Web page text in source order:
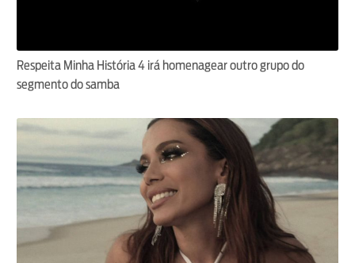
Respeita Minha História 4 irá homenagear outro grupo do
segmento do samba